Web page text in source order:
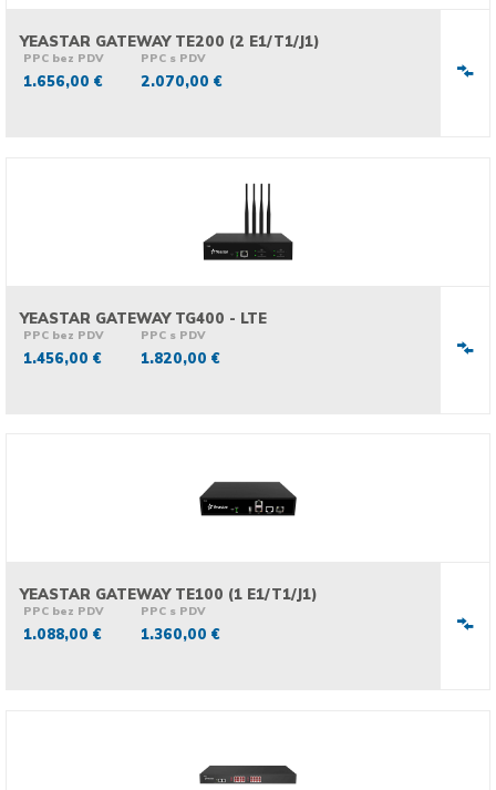
YEASTAR GATEWAY TE200 (2 E1/T1/J1)
PPC bez PDV
1.656,00 €
PPC s PDV
2.070,00 €
YEASTAR GATEWAY TG400 - LTE
PPC bez PDV
1.456,00 €
PPC s PDV
1.820,00 €
YEASTAR GATEWAY TE100 (1 E1/T1/J1)
PPC bez PDV
1.088,00 €
PPC s PDV
1.360,00 €